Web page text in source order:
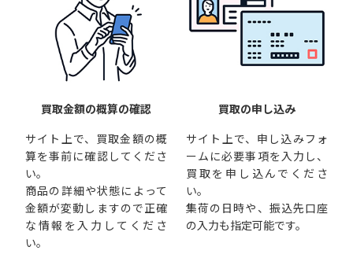
買取金額の概算の確認
サイト上で、買取金額の概
算を事前に確認してくださ
い。
商品の詳細や状態によって
金額が変動しますので正確
な情報を入力してくださ
い。
買取の申し込み
サイト上で、申し込みフォ
ームに必要事項を入力し、
買取を申し込んでくださ
い。
集荷の日時や、振込先口座
の入力も指定可能です。